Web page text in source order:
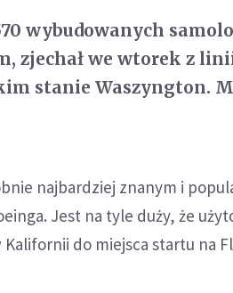
wybudowanych
zjechał we wtorek z
stanie Waszyngton.
najbardziej znanym i
Jest na tyle duży, że
do miejsca startu na